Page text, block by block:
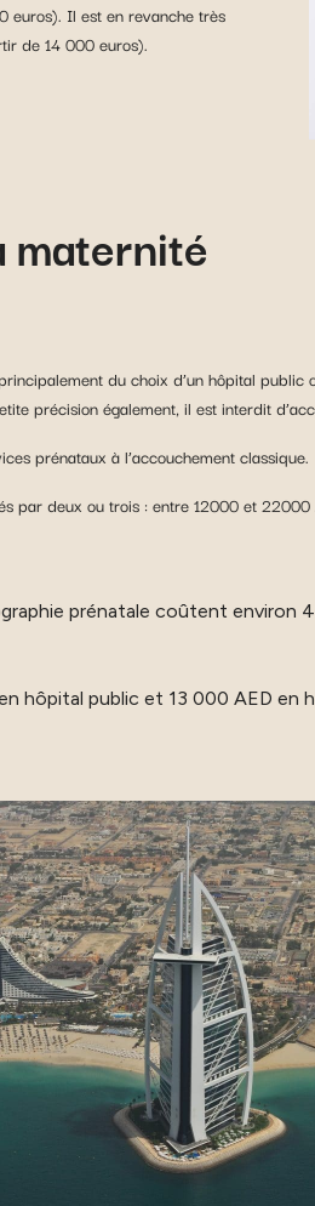
euros). Il est en revanche très
de 14 000 euros).
maternité
du choix d’un hôpital
précision également, il est interdit
prénataux à l’accouchement classique.
par deux ou trois : entre 12000 et
prénatale coûtent
hôpital public et 13 000 AED en